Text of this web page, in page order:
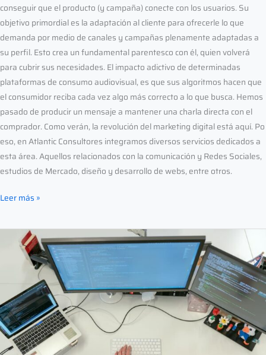
conseguir que el producto (y campaña) conecte con los usuarios. Su
objetivo primordial es la adaptación al cliente para ofrecerle lo que
demanda por medio de canales y campañas plenamente adaptadas a
su perfil. Esto crea un fundamental parentesco con él, quien volverá
para cubrir sus necesidades. El impacto adictivo de determinadas
plataformas de consumo audiovisual, es que sus algoritmos hacen que
el consumidor reciba cada vez algo más correcto a lo que busca. Hemos
pasado de producir un mensaje a mantener una charla directa con el
comprador. Como verán, la revolución del marketing digital está aquí. Po
eso, en Atlantic Consultores integramos diversos servicios dedicados a
esta área. Aquellos relacionados con la comunicación y Redes Sociales,
estudios de Mercado, diseño y desarrollo de webs, entre otros.
Leer más »
¿Cómo
contratar
Digital?